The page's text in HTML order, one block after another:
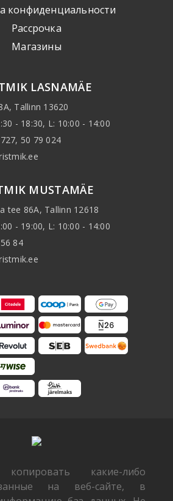
конфиденциальности
Рассрочка
Mагазины
LASNAMÄE
Tallinn 13620
- 18:30, L: 10:00 - 14:00
50 79 024
MUSTAMÄE
tee 86A, Tallinn 12618
- 19:00, L: 10:00 - 14:00
84
копировать какие-либо
на веб-сайте, в